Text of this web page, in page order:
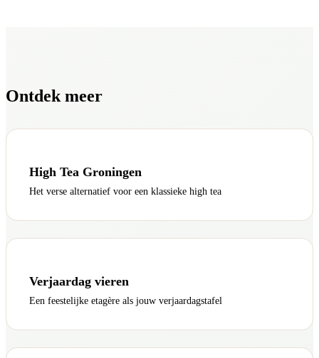
Ontdek meer
High Tea Groningen
Het verse alternatief voor een klassieke high tea
Verjaardag vieren
Een feestelijke etagère als jouw verjaardagstafel